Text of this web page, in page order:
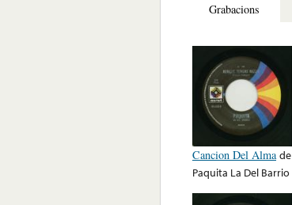
Grabacions
Cancion Del Alma de
Paquita La Del Barrio